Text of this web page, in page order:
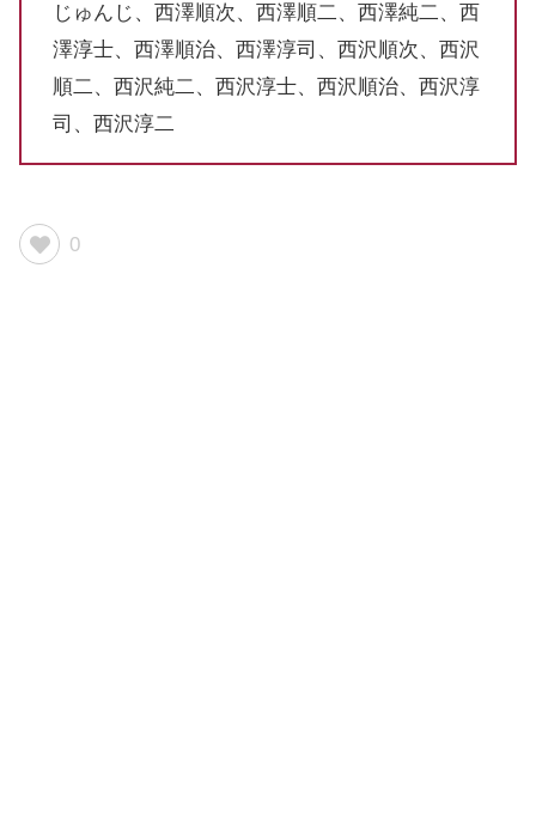
じゅんじ、西澤順次、西澤順二、西澤純二、西
澤淳士、西澤順治、西澤淳司、西沢順次、西沢
順二、西沢純二、西沢淳士、西沢順治、西沢淳
司、西沢淳二
0